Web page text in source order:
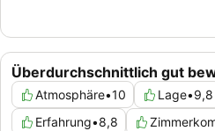
Überdurchschnittlich gut
Atmosphäre•10 Lage•9,8
Erfahrung•8,8